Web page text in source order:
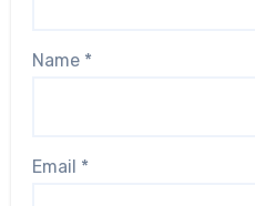
Name *
Email *